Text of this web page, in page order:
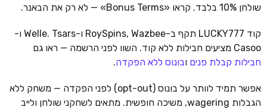
שולחן 10% בלבד. קראו «Bonus Terms» — לא רק את הבאנר.
קוד LUCKY777 תקף ב-RoySpins, Wazbee ו-Welle. Tsars ו-
Casoo מציעים חבילות ללא קוד. השוו לפני הרשמה — ראו גם
חבילות קבלת פנים ובונוס ללא הפקדה.
אפשר תמיד לוותר על בונוס (opt-out) לפני הפקדה — משחק ללא
הגבלות wagering, משיכה חופשית. מתאים לשחקני שולחן ולייב